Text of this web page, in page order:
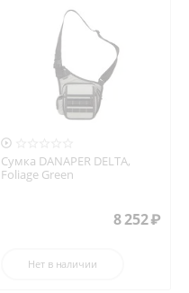

Сумка DANAPER DELTA,
Foliage Green
8 252₽
Нет в наличии